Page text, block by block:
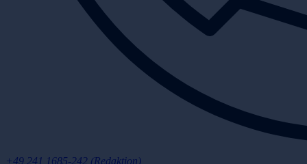
+49 241 1685-242 (Redaktion)